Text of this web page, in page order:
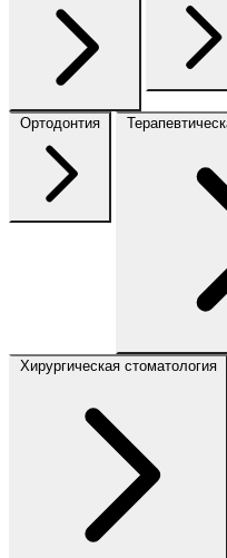
Ортодонтия
Хирургическая стоматология